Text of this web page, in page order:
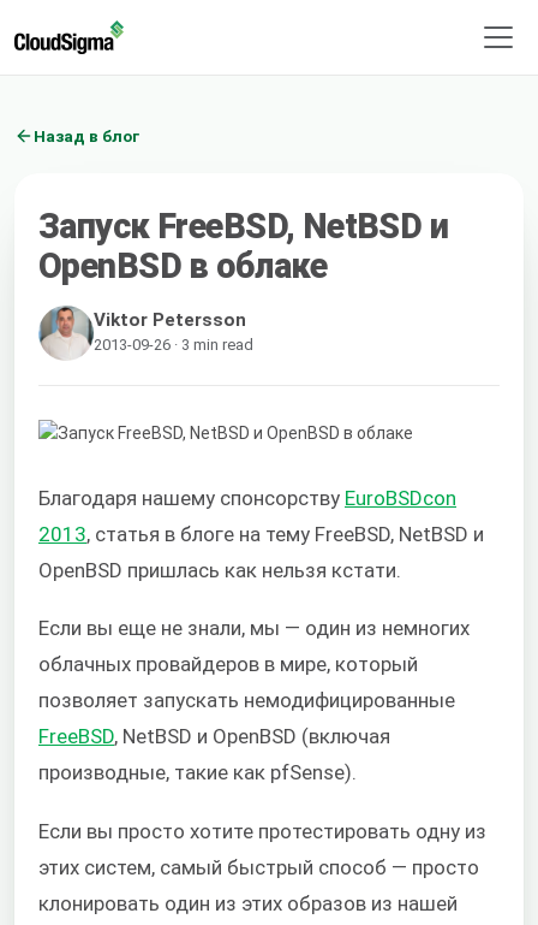
Назад в блог
Запуск FreeBSD, NetBSD и
OpenBSD в облаке
Viktor Petersson
2013-09-26 · 3 min read
Благодаря нашему спонсорству EuroBSDcon
2013, статья в блоге на тему FreeBSD, NetBSD и
OpenBSD пришлась как нельзя кстати.
Если вы еще не знали, мы — один из немногих
облачных провайдеров в мире, который
позволяет запускать немодифицированные
FreeBSD, NetBSD и OpenBSD (включая
производные, такие как pfSense).
Если вы просто хотите протестировать одну из
этих систем, самый быстрый способ — просто
клонировать один из этих образов из нашей